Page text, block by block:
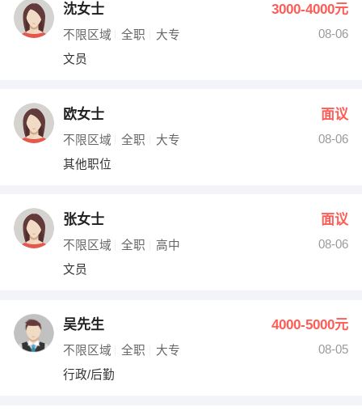
沈女士 3000-4000元
不限区域 全职 大专
08-06
文员
欧女士 面议
不限区域 全职 大专
08-06
其他职位
张女士 面议
不限区域 全职 高中
08-06
文员
吴先生 4000-5000元
不限区域 全职 大专
08-05
行政/后勤